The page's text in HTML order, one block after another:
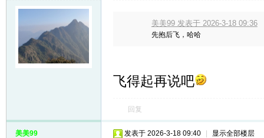
美美99 发表于 2026-3-18 09:36
先抱后飞，哈哈
飞得起再说吧
回复
美美99 发表于 2026-3-18 09:40 显示全部楼层